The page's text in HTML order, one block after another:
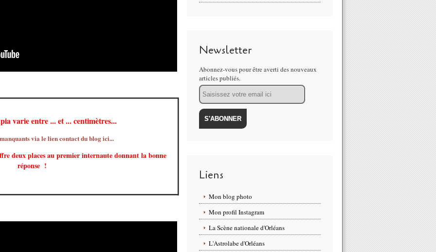
varie entre ... et ... centimètres...
via le lien contact du blog ici...
deux places au premier internaute donnant la bonne
réponse !
Newsletter
Abonnez-vous pour être averti des nouveaux
articles publiés.
Email
Liens
Mon blog photo
Mon profil Instagram
La Scène nationale d'Orléans
L'Astrolabe d'Orléans